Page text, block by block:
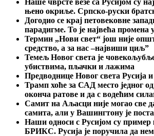
њено окриље. Српско-руски
Догодио се крај петовековне
парадигме. То је највећа промена
Термин „Нови свет“ још није
средство, а за нас –највиши циљ”
Темељ Новог света је
убиствима, пљачки и лажима
Предводнице Новог света Русија
Трамп хоће за САД место једног
оконча ратове и да с водећим
Самит на Аљасци није могао све
самита, али у Вашингтону је
Наши односи с Русијом су пример
БРИКС. Русија је поручила да